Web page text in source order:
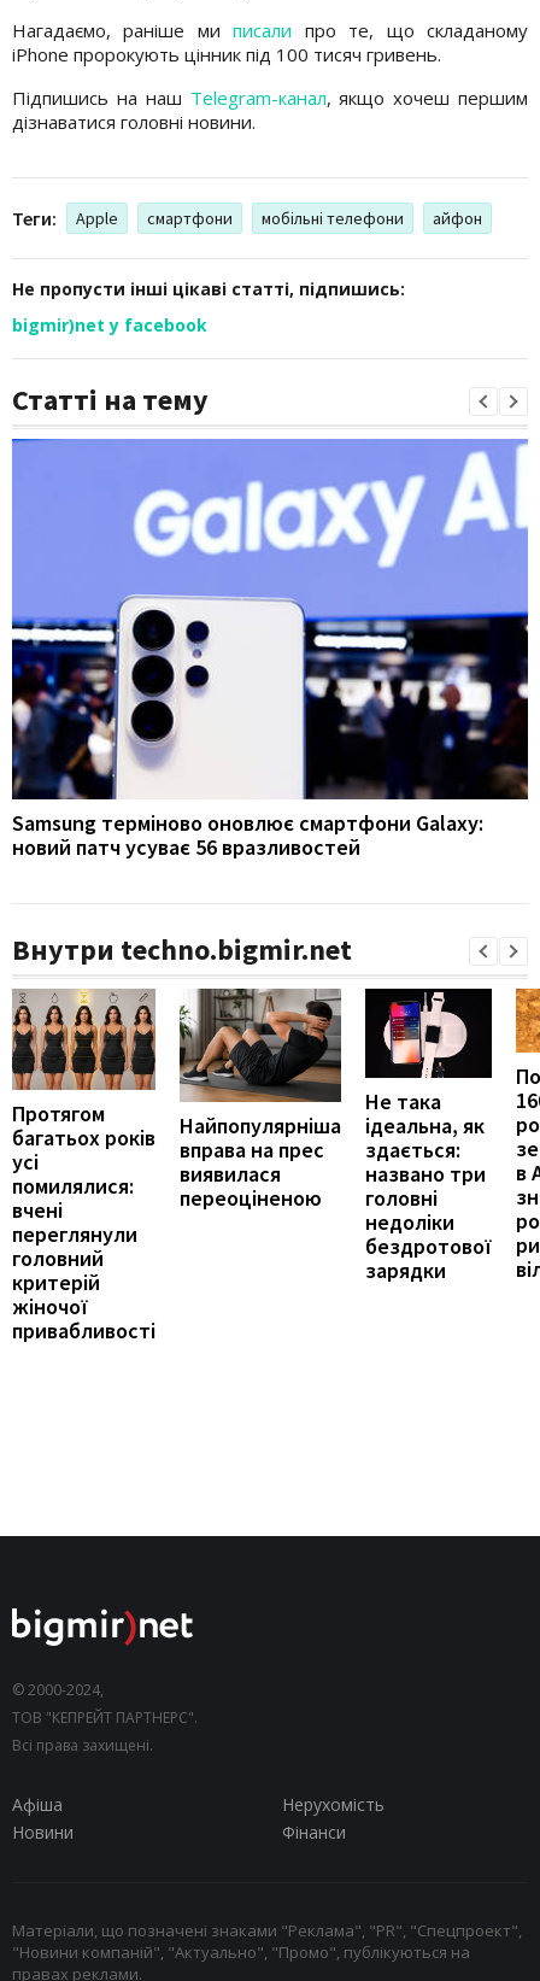
Нагадаємо, раніше миписали про те, що складаному
iPhone пророкують цінник під 100 тисяч гривень.
Підпишись на наш Telegram-канал, якщо хочеш першим
дізнаватися головні новини.
Теги: Apple смартфони мобільні телефони айфон
Не пропусти інші цікаві статті, підпишись:
bigmir)net у facebook
Статті на тему
Samsung терміново оновлює смартфони Galaxy:
новий патч усуває 56 вразливостей
Внутри techno.bigmir.net
Протягом
багатьох років
усі
помилялися:
вчені
переглянули
головний
критерій
жіночої
привабливості
Найпопулярніша
вправа на прес
виявилася
переоціненою
Не така
ідеальна, як
здається:
названо три
головні
недоліки
бездротової
зарядки
в
© 2000-2024,
ТОВ "КЕПРЕЙТ ПАРТНЕРС".
Всі права захищені.
Афіша
Нерухомість
Новини
Фінанси
Матеріали, що позначені знаками "Реклама", "PR", "Спецпроект",
"Новини компаній", "Актуально", "Промо", публікуються на
правах реклами.